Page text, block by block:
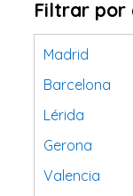
Filtrar por
Madrid
Barcelona
Lérida
Gerona
Valencia